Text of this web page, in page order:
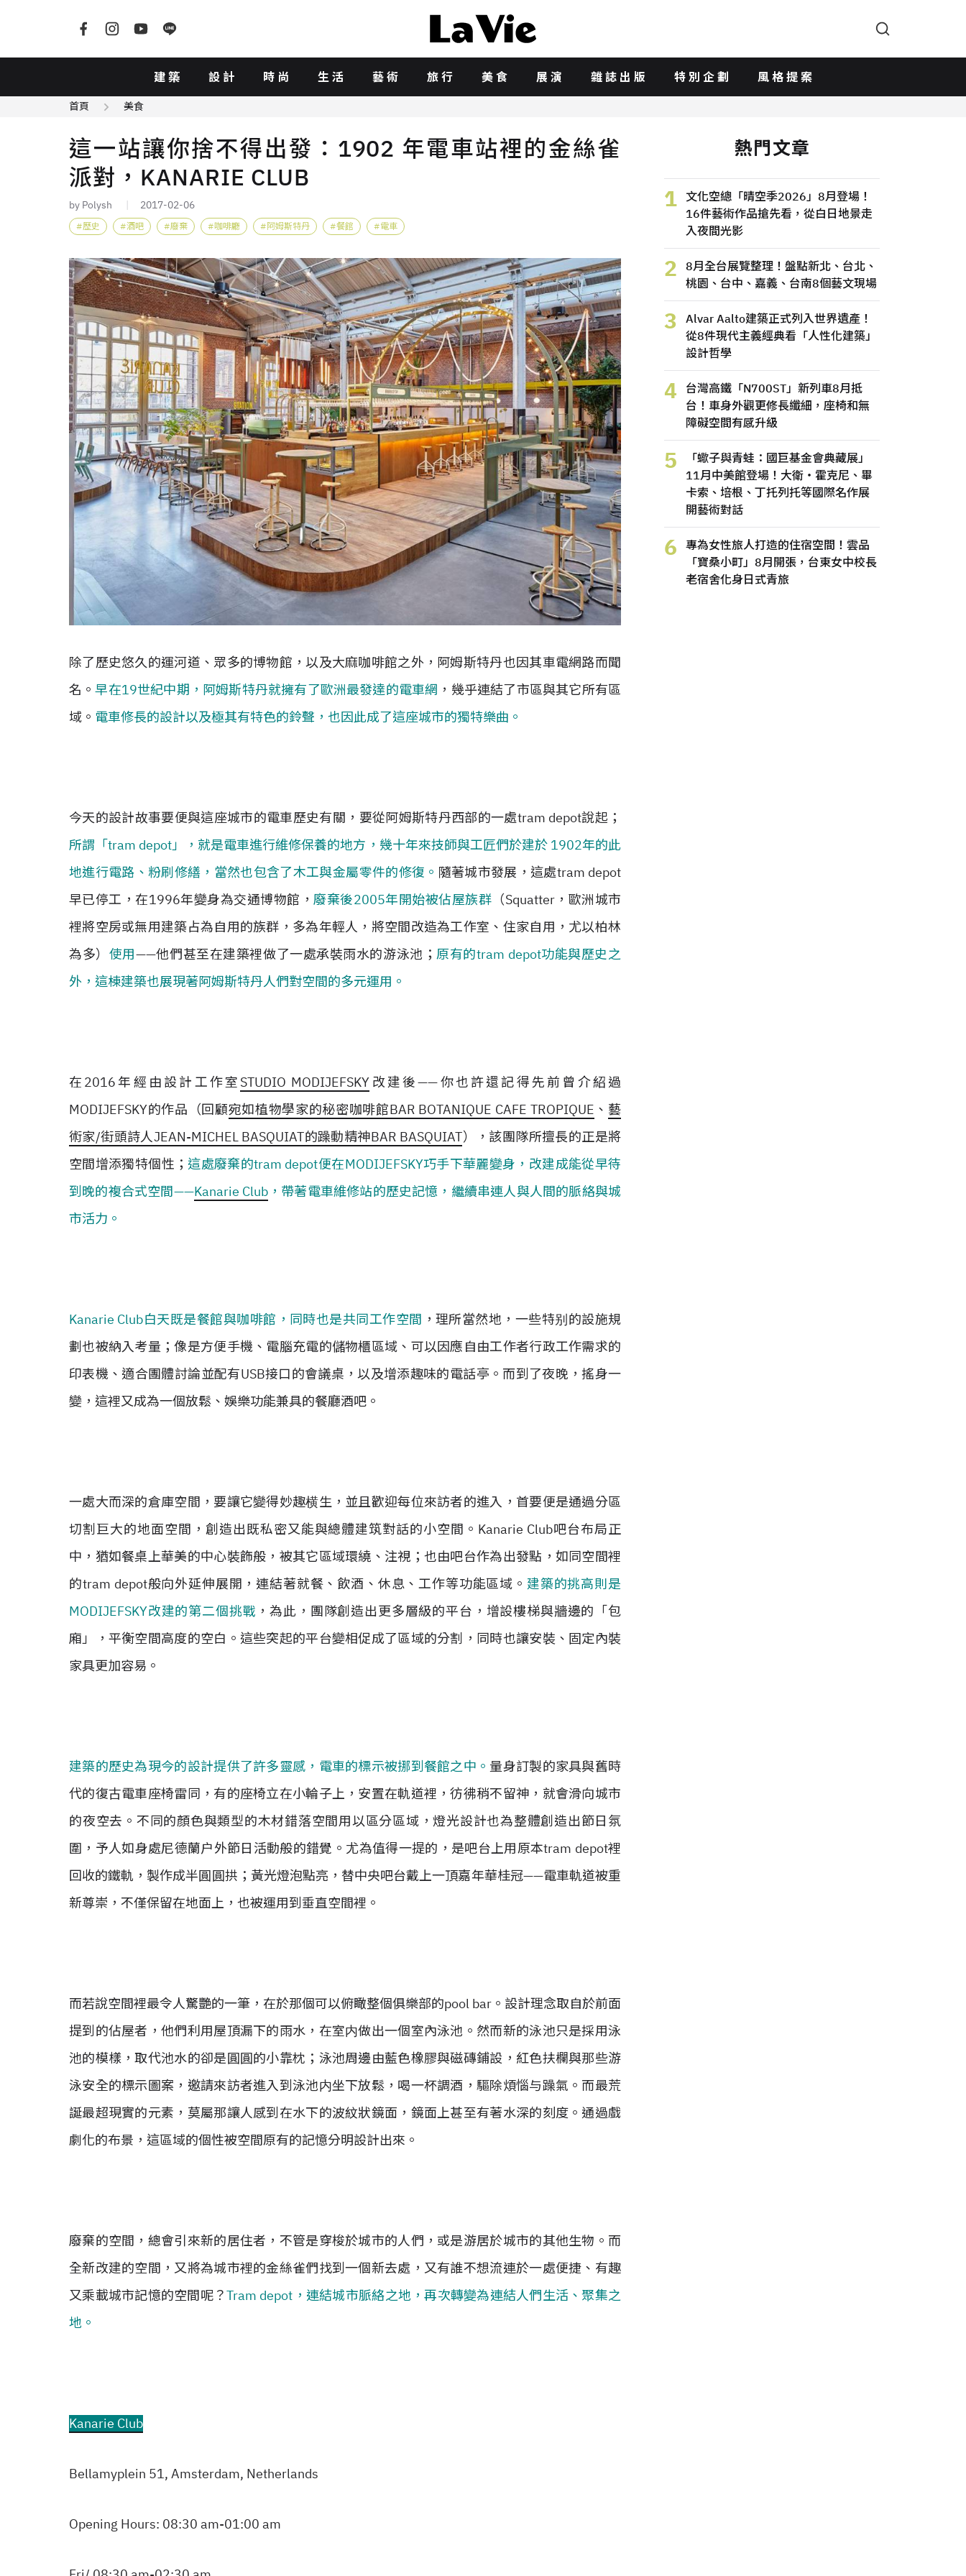
建築 設計 時尚 生活 藝術 旅行 美食 展演 雜誌出版 特別企劃 風格提案
首頁 美食
這一站讓你捨不得出發：1902 年電車站裡的金絲雀
派對，KANARIE CLUB
by Polysh 2017-02-06
歷史 酒吧 廢棄 咖啡廳 阿姆斯特丹 餐館 電車
除了歷史悠久的運河道、眾多的博物館，以及大麻咖啡館之外，阿姆斯特丹也因其車電網路而聞
名。早在19世紀中期，阿姆斯特丹就擁有了歐洲最發達的電車網 ，幾乎連結了市區與其它所有區
域。 電車修長的設計以及極其有特色的鈴聲，也因此成了這座城市的獨特樂曲。
今天的設計故事要便與這座城市的電車歷史有關，要從阿姆斯特丹西部的一處tram depot說起；
所謂「tram depot」，就是電車進行維修保養的地方，幾十年來技師與工匠們於建於 1902年的此
地進行電路、粉刷修繕，當然也包含了木工與金屬零件的修復。 隨著城市發展，這處tram depot
早已停工，在1996年變身為交通博物館，廢棄後2005年開始被佔屋族群 （Squatter，歐洲城市
裡將空房或無用建築占為自用的族群，多為年輕人，將空間改造為工作室、住家自用，尤以柏林
為多） 使用——他們甚至在建築裡做了一處承裝雨水的游泳池； 原有的tram depot功能與歷史之
外，這棟建築也展現著阿姆斯特丹人們對空間的多元運用。
在2016年經由設計工作室 STUDIO MODIJEFSKY 改建後——你也許還記得先前曾介紹過
MODIJEFSKY的作品（回顧宛如植物學家的秘密咖啡館BAR BOTANIQUE CAFE TROPIQUE 、 藝
術家/街頭詩人JEAN-MICHEL BASQUIAT的躁動精神BAR BASQUIAT），該團隊所擅長的正是將
空間增添獨特個性； 這處廢棄的tram depot便在MODIJEFSKY巧手下華麗變身，改建成能從早待
到晚的複合式空間——Kanarie Club，帶著電車維修站的歷史記憶，繼續串連人與人間的脈絡與城
市活力。
Kanarie Club白天既是餐館與咖啡館，同時也是共同工作空間 ，理所當然地，一些特别的設施規
劃也被納入考量；像是方便手機、電腦充電的儲物櫃區域、可以因應自由工作者行政工作需求的
印表機、適合團體討論並配有USB接口的會議桌，以及增添趣味的電話亭。而到了夜晚，搖身一
變，這裡又成為一個放鬆、娛樂功能兼具的餐廳酒吧。
一處大而深的倉庫空間，要讓它變得妙趣横生，並且歡迎每位來訪者的進入，首要便是通過分區
切割巨大的地面空間，創造出既私密又能與總體建筑對話的小空間。Kanarie Club吧台布局正
中，猶如餐桌上華美的中心裝飾般，被其它區域環繞、注視；也由吧台作為出發點，如同空間裡
的tram depot般向外延伸展開，連結著就餐、飲酒、休息、工作等功能區域。 建築的挑高則是
MODIJEFSKY改建的第二個挑戰 ，為此，團隊創造出更多層級的平台，增設樓梯與牆邊的「包
廂」，平衡空間高度的空白。這些突起的平台變相促成了區域的分割，同時也讓安裝、固定內裝
家具更加容易。
建築的歷史為現今的設計提供了許多靈感，電車的標示被挪到餐館之中。 量身訂製的家具與舊時
代的復古電車座椅雷同，有的座椅立在小輪子上，安置在軌道裡，彷彿稍不留神，就會滑向城市
的夜空去。不同的顏色與類型的木材錯落空間用以區分區域，燈光設計也為整體創造出節日氛
圍，予人如身處尼德蘭户外節日活動般的錯覺。尤為值得一提的，是吧台上用原本tram depot裡
回收的鐵軌，製作成半圓圓拱；黃光燈泡點亮，替中央吧台戴上一頂嘉年華桂冠——電車軌道被重
新尊崇，不僅保留在地面上，也被運用到垂直空間裡。
而若說空間裡最令人驚艷的一筆，在於那個可以俯瞰整個俱樂部的pool bar。設計理念取自於前面
提到的佔屋者，他們利用屋頂漏下的雨水，在室内做出一個室內泳池。然而新的泳池只是採用泳
池的模樣，取代池水的卻是圓圓的小靠枕；泳池周邊由藍色橡膠與磁磚鋪設，紅色扶欄與那些游
泳安全的標示圖案，邀請來訪者進入到泳池内坐下放鬆，喝一杯調酒，驅除煩惱与躁氣。而最荒
誕最超現實的元素，莫屬那讓人感到在水下的波紋狀鏡面，鏡面上甚至有著水深的刻度。通過戲
劇化的布景，這區域的個性被空間原有的記憶分明設計出來。
廢棄的空間，總會引來新的居住者，不管是穿梭於城市的人們，或是游居於城市的其他生物。而
全新改建的空間，又將為城市裡的金絲雀們找到一個新去處，又有誰不想流連於一處便捷、有趣
又乘載城市記憶的空間呢？Tram depot，連結城市脈絡之地，再次轉變為連結人們生活、聚集之
地。
Kanarie Club
Bellamyplein 51, Amsterdam, Netherlands
Opening Hours: 08:30 am-01:00 am
熱門文章
1
文化空總「晴空季2026」8月登場！
16件藝術作品搶先看，從白日地景走
入夜間光影
2
8月全台展覽整理！盤點新北、台北、
桃園、台中、嘉義、台南8個藝文現場
3
Alvar Aalto建築正式列入世界遺產！
從8件現代主義經典看「人性化建築」
設計哲學
4
台灣高鐵「N700ST」新列車8月抵
台！車身外觀更修長纖細，座椅和無
障礙空間有感升級
5
「蠍子與青蛙：國巨基金會典藏展」
11月中美館登場！大衛・霍克尼、畢
卡索、培根、丁托列托等國際名作展
開藝術對話
6
專為女性旅人打造的住宿空間！雲品
「寶桑小町」8月開張，台東女中校長
老宿舍化身日式青旅